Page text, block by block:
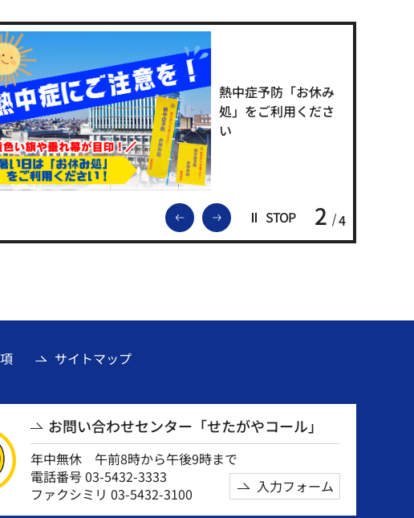
前のスライドを表示
次のスライドを表示
STOP 2 4
熱中症予防「お休み
処」をご利用くださ
い
サイトマップ
お問い合わせセンター「せたがやコール」
年中無休 午前8時から午後9時まで
電話番号 03-5432-3333
ファクシミリ 03-5432-3100
入力フォーム